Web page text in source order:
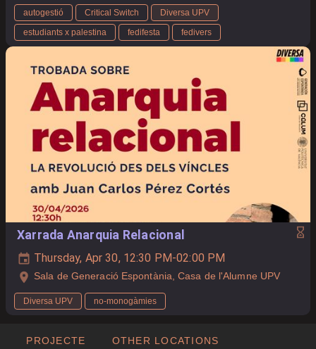
autogestió Critical Switch
Diversa UPV
estudiants x palestina
fedifesta fedivers
Xarrada Anarquia Relacional
Thursday, Apr 30, 12:30 PM-02:00 PM
Sala de Generació Espontània, Casa de l'Alumne UPV
Diversa UPV no-monogàmies
PROJECTE OTHER LOCATIONS